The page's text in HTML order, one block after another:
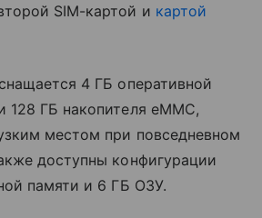
SIM-картой и картой
4 ГБ оперативной
128 ГБ накопителя eMMC,
местом при повседневном
доступны конфигурации
памяти и 6 ГБ ОЗУ.